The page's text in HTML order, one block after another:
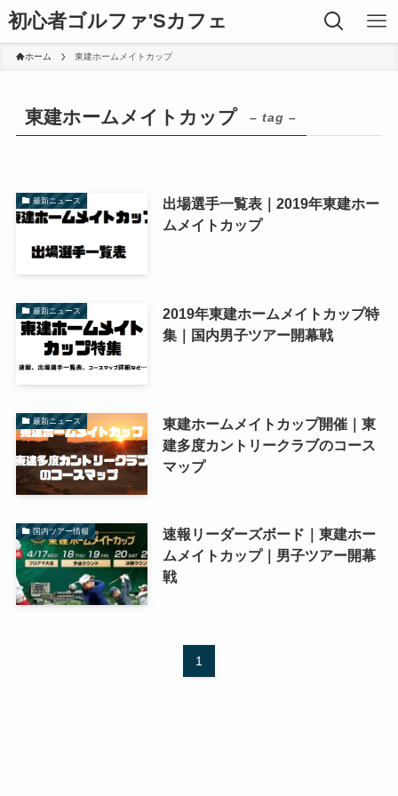
初心者ゴルファ'Sカフェ
ホーム 東建ホームメイトカップ
東建ホームメイトカップ – tag –
最新ニュース
出場選手一覧表｜2019年東建ホー
ムメイトカップ
最新ニュース
2019年東建ホームメイトカップ特
集｜国内男子ツアー開幕戦
最新ニュース
東建ホームメイトカップ開催｜東
建多度カントリークラブのコース
マップ
国内ツアー情報
速報リーダーズボード｜東建ホー
ムメイトカップ｜男子ツアー開幕
戦
1